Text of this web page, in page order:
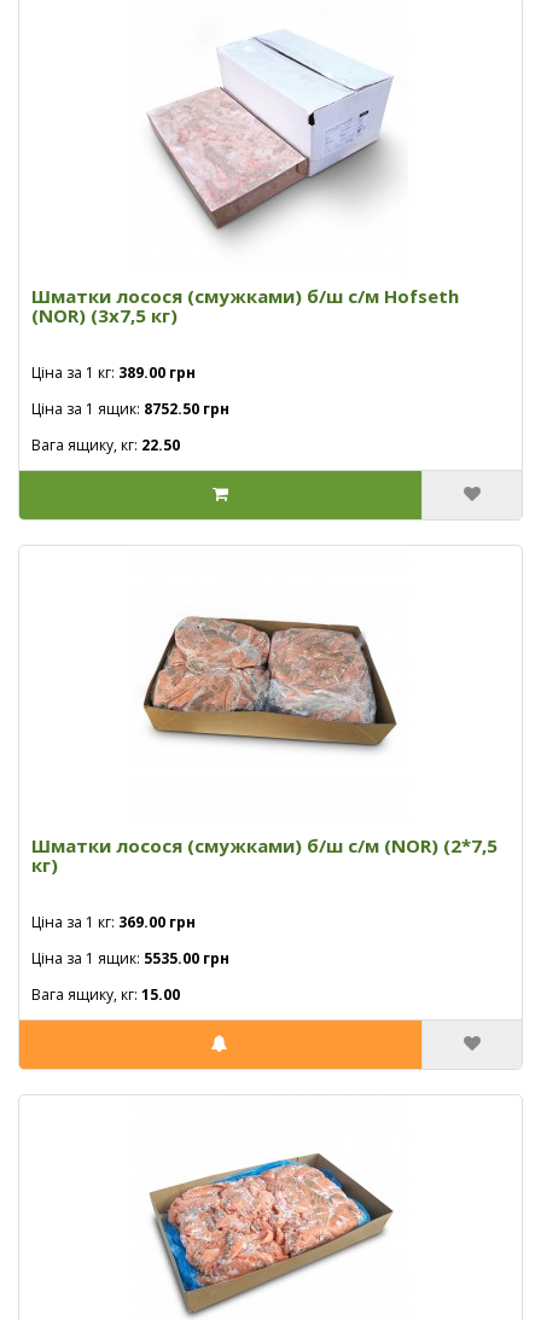
Шматки лосося (смужками) б/ш с/м Hofseth
(NOR) (3х7,5 кг)
Ціна за 1 кг: 389.00 грн
Ціна за 1 ящик: 8752.50 грн
Вага ящику, кг: 22.50
Шматки лосося (смужками) б/ш с/м (NOR) (2*7,5
кг)
Ціна за 1 кг: 369.00 грн
Ціна за 1 ящик: 5535.00 грн
Вага ящику, кг: 15.00